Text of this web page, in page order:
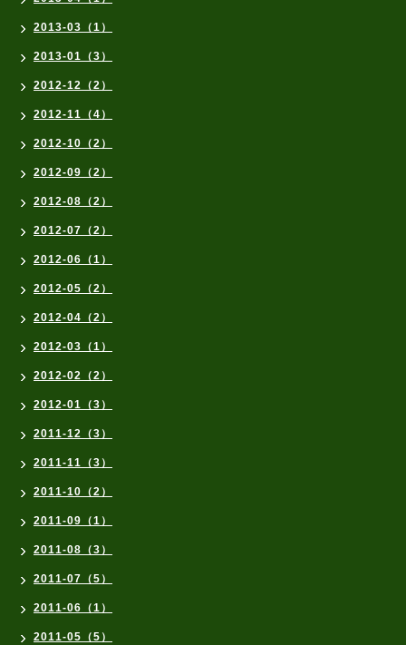
2013-03（1）
2013-01（3）
2012-12（2）
2012-11（4）
2012-10（2）
2012-09（2）
2012-08（2）
2012-07（2）
2012-06（1）
2012-05（2）
2012-04（2）
2012-03（1）
2012-02（2）
2012-01（3）
2011-12（3）
2011-11（3）
2011-10（2）
2011-09（1）
2011-08（3）
2011-07（5）
2011-06（1）
2011-05（5）